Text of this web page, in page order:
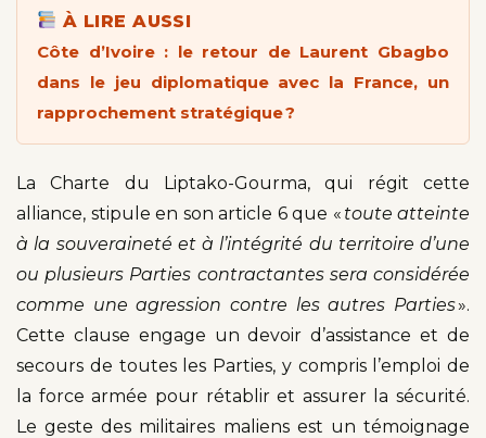
À LIRE AUSSI
Côte d’Ivoire : le retour de Laurent Gbagbo
dans le jeu diplomatique avec la France, un
rapprochement stratégique ?
La Charte du Liptako-Gourma, qui régit cette
alliance, stipule en son article 6 que « toute atteinte
à la souveraineté et à l’intégrité du territoire d’une
ou plusieurs Parties contractantes sera considérée
comme une agression contre les autres Parties».
Cette clause engage un devoir d’assistance et de
secours de toutes les Parties, y compris l’emploi de
la force armée pour rétablir et assurer la sécurité.
Le geste des militaires maliens est un témoignage